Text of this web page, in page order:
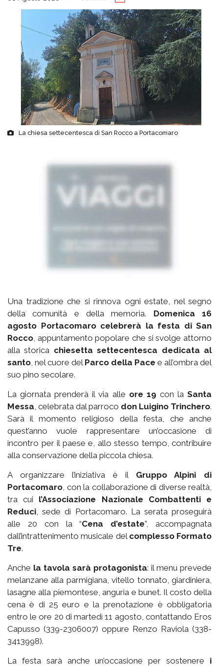
La chiesa settecentesca di San Rocco a Portacomaro
Una tradizione che si rinnova ogni estate, nel segno
della comunità e della memoria. Domenica 16
agosto Portacomaro celebrerà la festa di San
Rocco , appuntamento popolare che si svolge attorno
alla storica chiesetta settecentesca dedicata al
santo , nel cuore del Parco della Pace e all’ombra del
suo pino secolare.
La giornata prenderà il via alle ore 19 con laSanta
Messa , celebrata dal parroco don Luigino Trinchero.
Sarà il momento religioso della festa, che anche
quest’anno vuole rappresentare un’occasione di
incontro per il paese e, allo stesso tempo, contribuire
alla conservazione della piccola chiesa.
A organizzare l’iniziativa è il Gruppo Alpini di
Portacomaro , con la collaborazione di diverse realtà,
tra cui l’Associazione Nazionale Combattenti e
Reduci , sede di Portacomaro. La serata proseguirà
alle 20 con la “Cena d’estate”, accompagnata
dall’intrattenimento musicale del complesso Formato
Tre.
Anche la tavola sarà protagonista: il menu prevede
melanzane alla parmigiana, vitello tonnato, giardiniera,
lasagne alla piemontese, anguria e bunet. Il costo della
cena è di 25 euro e la prenotazione è obbligatoria
entro le ore 20 di martedì 11 agosto, contattando Eros
Capusso (339-2306007) oppure Renzo Raviola (338-
3413998).
La festa sarà anche un’occasione per sostenere i